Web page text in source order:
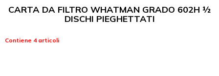
CARTA DA FILTRO WHATMAN GRADO 602H ½
DISCHI PIEGHETTATI
Contiene 4 articoli